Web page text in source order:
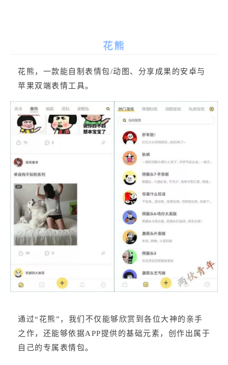
花熊
花熊，一款能自制表情包/动图、分享成果的安卓与
苹果双端表情工具。
通过“花熊”，我们不仅能够欣赏到各位大神的亲手
之作，还能够依据APP提供的基础元素，创作出属于
自己的专属表情包。